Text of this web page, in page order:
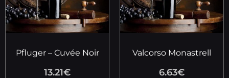
Pfluger – Cuvée Noir
13.21€
Valcorso Monastrell
6.63€